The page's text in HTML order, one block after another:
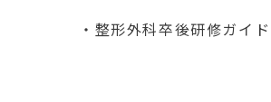
・整形外科卒後研修ガイ